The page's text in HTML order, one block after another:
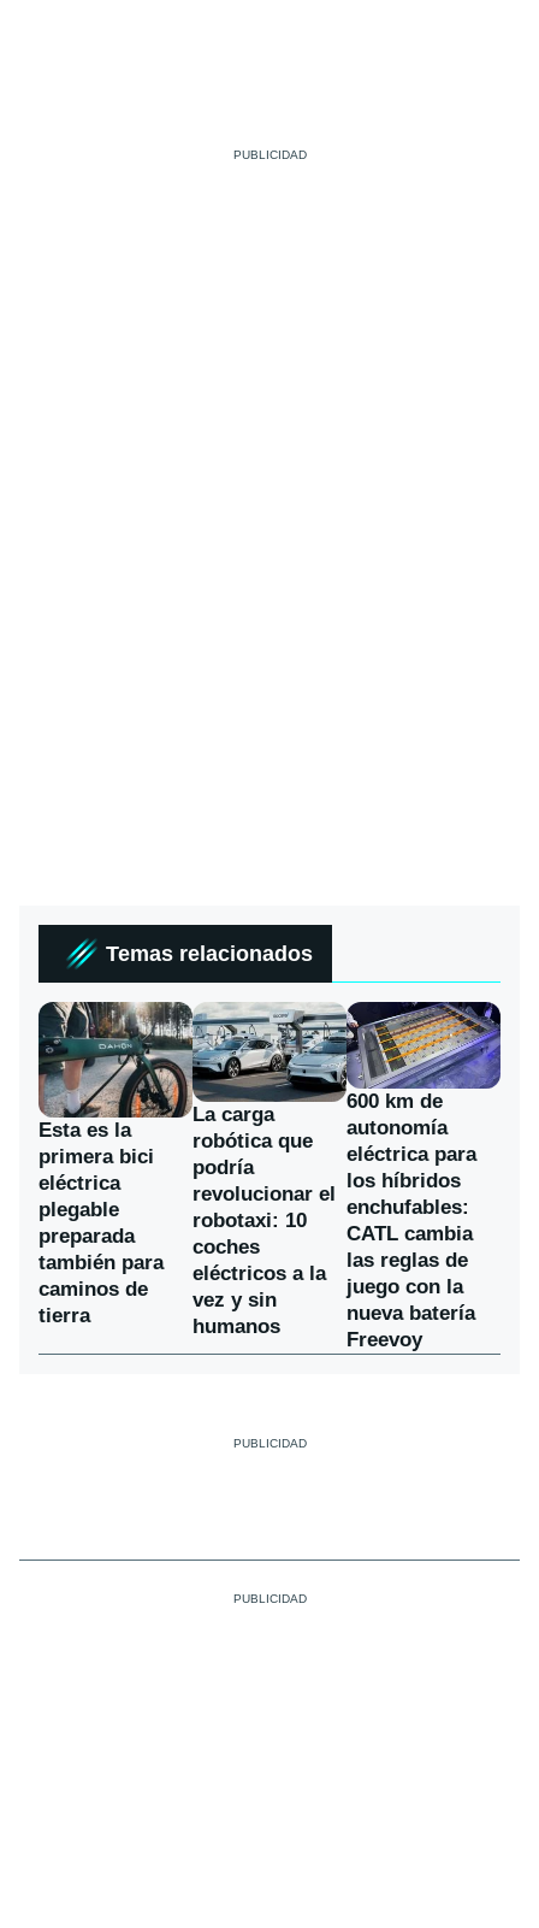
Temas relacionados
Esta es la
primera bici
eléctrica
plegable
preparada
también para
caminos de
tierra
La carga
robótica que
podría
revolucionar el
robotaxi: 10
coches
eléctricos a la
vez y sin
humanos
600 km de
autonomía
eléctrica para
los híbridos
enchufables:
CATL cambia
las reglas de
juego con la
nueva batería
Freevoy